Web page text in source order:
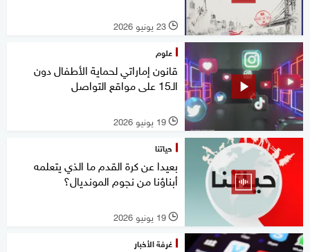
l 23 يونيو 2026
علوم
قانون إماراتي لحماية الأطفال دون
الـ15 على مواقع التواصل
l 19 يونيو 2026
حياتنا
بعيدا عن كرة القدم ما الذي يتعلمه
أبناؤنا من نجوم المونديال؟
l 19 يونيو 2026
غرفة الأخبار